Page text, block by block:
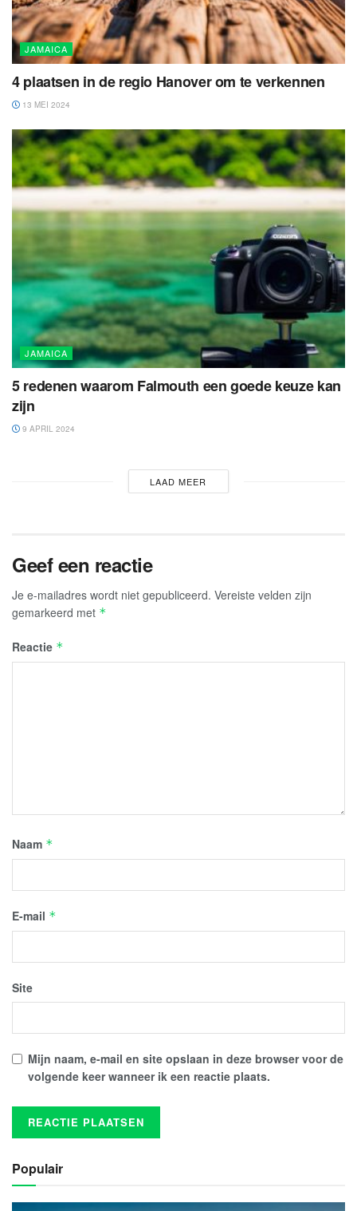
JAMAICA
4 plaatsen in de regio Hanover om te verkennen
13 MEI 2024
JAMAICA
5 redenen waarom Falmouth een goede keuze kan
zijn
9 APRIL 2024
LAAD MEER
Geef een reactie
Je e-mailadres wordt niet gepubliceerd. Vereiste velden zijn
gemarkeerd met *
Reactie *
Naam *
E-mail *
Site
Mijn naam, e-mail en site opslaan in deze browser voor de
volgende keer wanneer ik een reactie plaats.
Populair